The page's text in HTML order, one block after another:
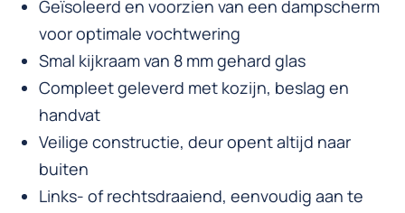
Geïsoleerd en voorzien van een dampscherm
voor optimale vochtwering
Smal kijkraam van 8 mm gehard glas
Compleet geleverd met kozijn, beslag en
handvat
Veilige constructie, deur opent altijd naar
buiten
Links- of rechtsdraaiend, eenvoudig aan te